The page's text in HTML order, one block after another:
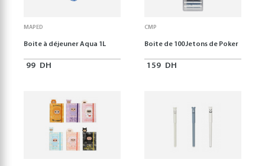
MAPED
Boite à déjeuner Aqua 1L
99 DH
CMP
Boite de 100 Jetons de Poker
159 DH